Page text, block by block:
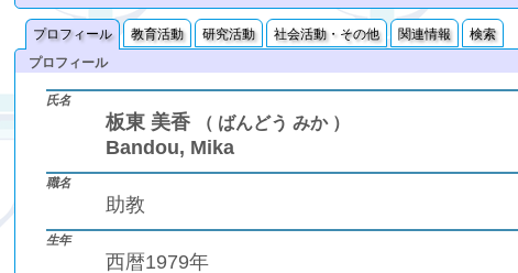
プロフィール 教育活動 研究活動 社会活動・その他 関連情報
検索
プロフィール
氏名
板東 美香 （ ばんどう みか ）
Bandou, Mika
職名
助教
生年
西暦1979年